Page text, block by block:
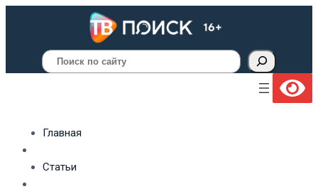
Поиск
Главная
Статьи